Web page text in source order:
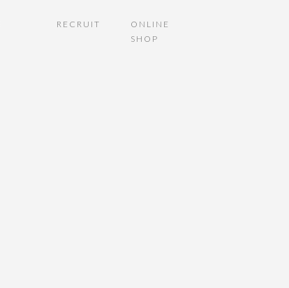
RECRUIT
ONLINE
SHOP